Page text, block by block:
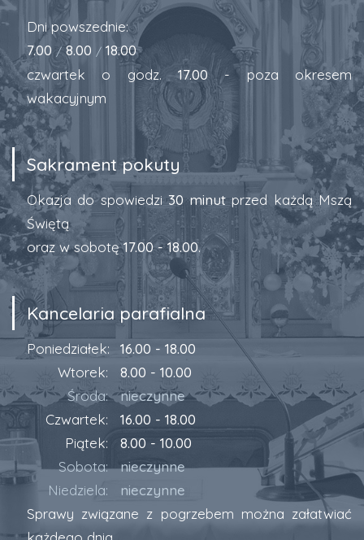
Dni powszednie:
7.00 / 8.00 / 18.00
czwartek o godz.17.00 - poza okresem
wakacyjnym
Sakrament pokuty
Okazja do spowiedzi30 minut przed każdą Mszą
Świętą
oraz w sobotę17.00 - 18.00.
Kancelaria parafialna
Poniedziałek:
16.00 - 18.00
Wtorek:
8.00 - 10.00
Środa:
nieczynne
Czwartek:
16.00 - 18.00
Piątek:
8.00 - 10.00
Sobota:
nieczynne
Niedziela:
nieczynne
Sprawy związane z pogrzebem można załatwiać